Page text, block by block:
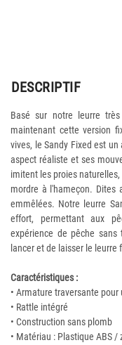
DESCRIPTIF
Basé sur notre leurre
maintenant cette version
vives, le Sandy Fixed est
aspect réaliste et ses
imitent les proies
mordre à l'hameçon. Dites
emmêlées. Notre leurre
effort, permettant aux
expérience de pêche
lancer et de laisser le leurre
Caractéristiques :
• Armature traversante
• Rattle intégré
• Construction sans plomb
• Matériau : Plastique ABS /